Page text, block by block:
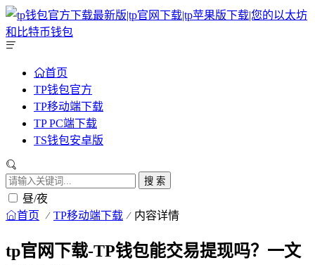
首页
TP钱包官方
TP移动端下载
TP PC端下载
TS钱包安卓版
搜 索
昼/夜
首页 TP移动端下载 内容详情
tp官网下载-TP钱包能交易提现吗？一文